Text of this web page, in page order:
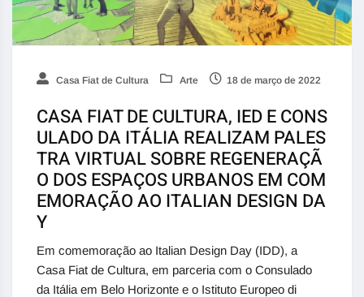
Casa Fiat de Cultura Arte 18 de março de 2022
CASA FIAT DE CULTURA, IED E CONS
ULADO DA ITÁLIA REALIZAM PALES
TRA VIRTUAL SOBRE REGENERAÇÃ
O DOS ESPAÇOS URBANOS EM COM
EMORAÇÃO AO ITALIAN DESIGN DA
Y
Em comemoração ao Italian Design Day (IDD), a
Casa Fiat de Cultura, em parceria com o Consulado
da Itália em Belo Horizonte e o Istituto Europeo di